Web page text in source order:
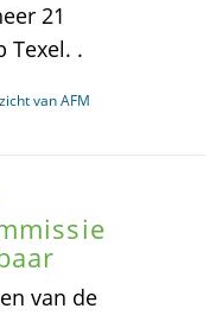
21
Texel. .
van AFM
van de